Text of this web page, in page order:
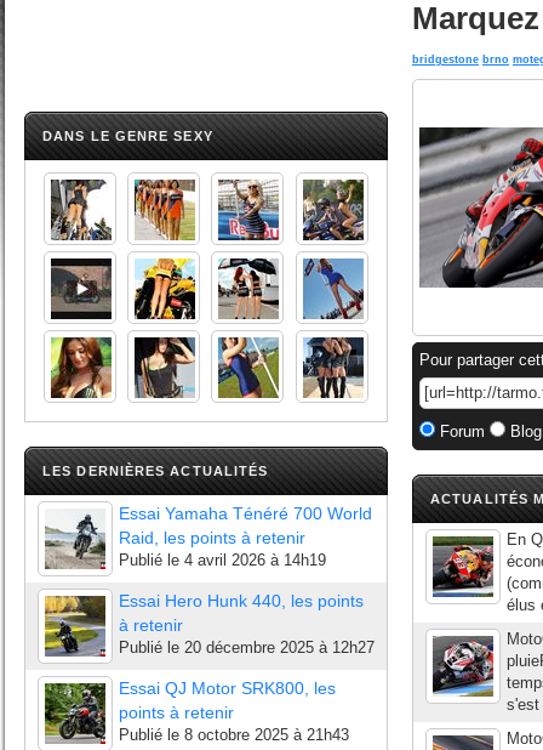
DANS LE GENRE SEXY
LES DERNIÈRES ACTUALITÉS
Essai Yamaha Ténéré 700 World
Raid, les points à retenir
Publié le 4 avril 2026 à 14h19
Essai Hero Hunk 440, les points
à retenir
Publié le 20 décembre 2025 à 12h27
Essai QJ Motor SRK800, les
points à retenir
Publié le 8 octobre 2025 à 21h43
Marquez
bridgestone brno
Pour partager
Forum
ACTUALITÉS
En
élus
s'est